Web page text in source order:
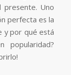
presente. Uno
perfecta es la
y por qué está
popularidad?